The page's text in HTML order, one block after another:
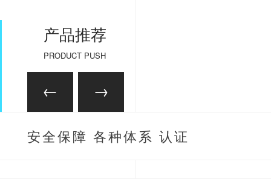
产品推荐
PRODUCT PUSH
安全保障 各种体系 认证